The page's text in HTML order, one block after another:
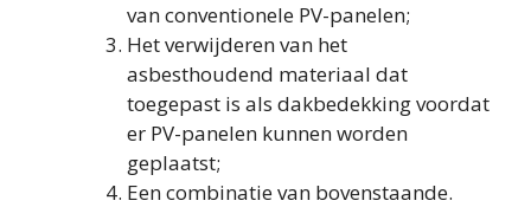
van conventionele PV-panelen;
Het verwijderen van het
asbesthoudend materiaal dat
toegepast is als dakbedekking voordat
er PV-panelen kunnen worden
geplaatst;
Een combinatie van bovenstaande.